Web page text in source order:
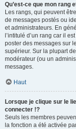
Qu’est-ce que mon rang
Les rangs, qui peuvent
de messages postés ou
et administrateurs. En
l’intitulé d’un rang car il
poster des messages sur
supérieur. Sur la plupart
modérateur (ou un
messages.
Haut
Lorsque je clique sur le
connecter !?
Seuls les membres
la fonction a été activée